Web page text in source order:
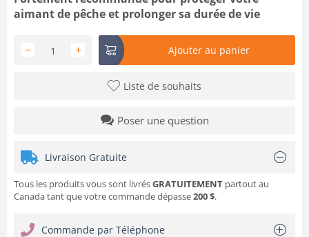
aimant de pêche et prolonger sa durée de vie
+
− Ajouter au panier
Liste de souhaits
Poser une question
Livraison Gratuite
Tous les produits vous sont livrésGRATUITEMENT partout au
Canada tant que votre commande dépasse200 $.
Commande par Téléphone